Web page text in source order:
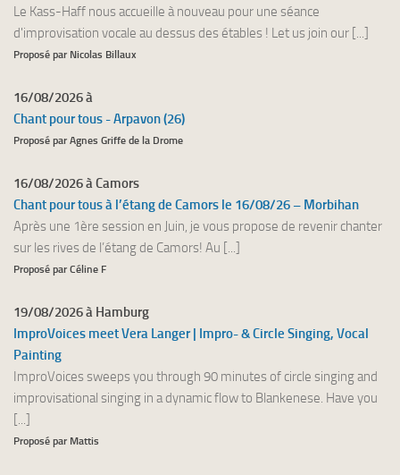
Le Kass-Haff nous accueille à nouveau pour une séance
d'improvisation vocale au dessus des étables ! Let us join our [...]
Proposé par Nicolas Billaux
16/08/2026 à
Chant pour tous - Arpavon (26)
Proposé par Agnes Griffe de la Drome
16/08/2026 à Camors
Chant pour tous à l’étang de Camors le 16/08/26 – Morbihan
Après une 1ère session en Juin, je vous propose de revenir chanter
sur les rives de l’étang de Camors! Au [...]
Proposé par Céline F
19/08/2026 à Hamburg
ImproVoices meet Vera Langer | Impro- & Circle Singing, Vocal
Painting
ImproVoices sweeps you through 90 minutes of circle singing and
improvisational singing in a dynamic flow to Blankenese. Have you
[...]
Proposé par Mattis